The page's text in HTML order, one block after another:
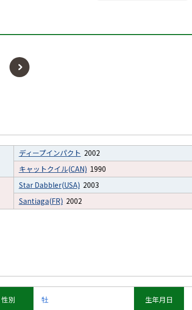
次へ
進む
ディープインパクト 2002
キャットクイル(CAN) 1990
Star Dabbler(USA) 2003
Santiaga(FR) 2002
性別 牡 生年月日